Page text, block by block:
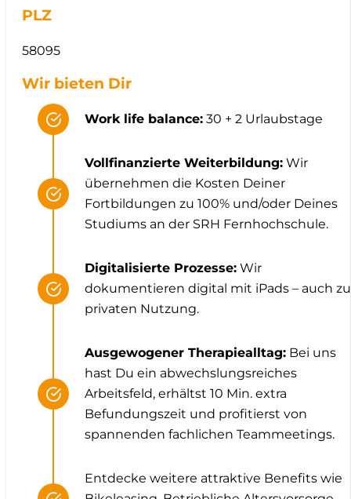
PLZ
58095
Wir bieten Dir
Work life balance: 30 + 2 Urlaubstage
Vollfinanzierte Weiterbildung: Wir
übernehmen die Kosten Deiner
Fortbildungen zu 100% und/oder Deines
Studiums an der SRH Fernhochschule.
Digitalisierte Prozesse: Wir
dokumentieren digital mit iPads – auch
privaten Nutzung.
Ausgewogener Therapiealltag: Bei uns
hast Du ein abwechslungsreiches
Arbeitsfeld, erhältst 10 Min. extra
Befundungszeit und profitierst von
spannenden fachlichen Teammeetings.
Entdecke weitere attraktive Benefits wie